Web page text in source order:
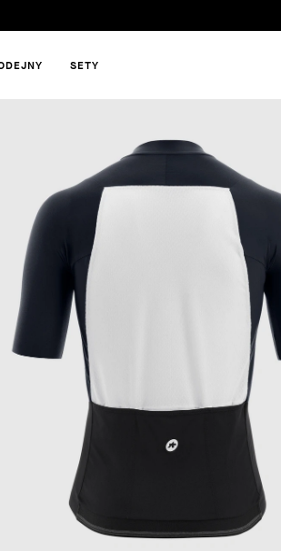
SETY
HLEDAT
DOPORUČUJEME